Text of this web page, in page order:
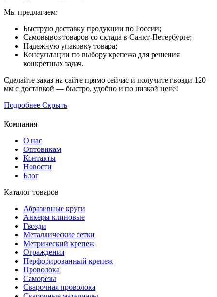
Мы предлагаем:
Быструю доставку продукции по России;
Самовывоз товаров со склада в Санкт-Петербурге;
Надежную упаковку товара;
Консультации по выбору крепежа для решения
конкретных задач.
Сделайте заказ на сайте прямо сейчас и получите гвозди 120
мм с доставкой — быстро, удобно и по низкой цене!
Подробнее Скрыть
Компания
О нас
Оптовикам
Контакты
Новости
Блог
Каталог товаров
Абразивные круги
Анкеры клиновые
Гвозди
Металлические сетки
Метрический крепеж
Ограждения
Перфорированный крепеж
Проволока
Саморезы
Сварочная проволока